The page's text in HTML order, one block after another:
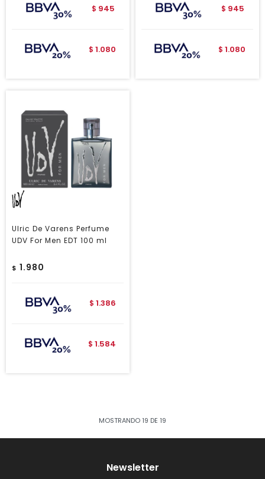
$ 945
$ 1.080
$ 945
$ 1.080
Ulric De Varens Perfume
UDV For Men EDT 100 ml
$ 1.980
$ 1.386
$ 1.584
MOSTRANDO 19 DE 19
Newsletter